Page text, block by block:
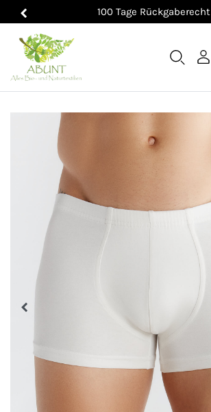
100 Tage Rückgaberecht